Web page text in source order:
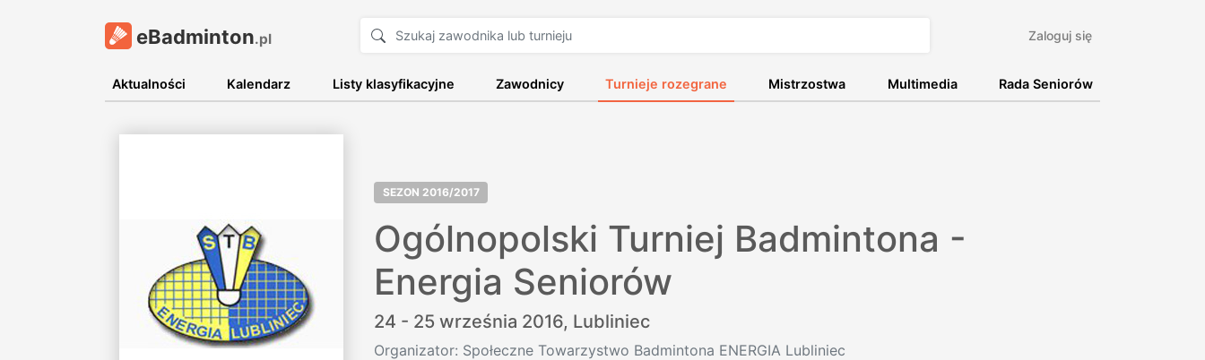
eBadminton.pl Zaloguj się
Aktualności Kalendarz Listy klasyfikacyjne Zawodnicy Turnieje rozegrane Mistrzostwa Multimedia Rada Seniorów
SEZON 2016/2017
Ogólnopolski Turniej Badmintona -
Energia Seniorów
24 - 25 września 2016, Lubliniec
Organizator: Społeczne Towarzystwo Badmintona ENERGIA Lubliniec